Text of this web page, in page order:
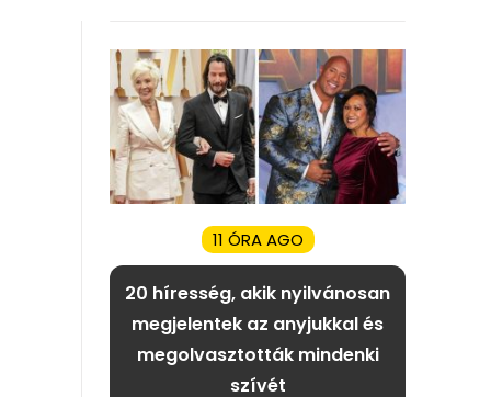
11 ÓRA AGO
20 híresség, akik nyilvánosan
megjelentek az anyjukkal és
megolvasztották mindenki
szívét